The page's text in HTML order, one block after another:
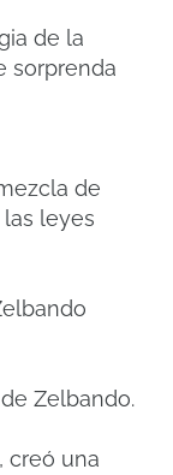
de la
sorprenda
de
leyes
Zelbando.
creó una